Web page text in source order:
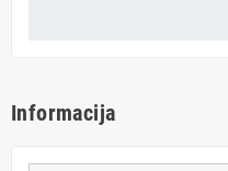
Informacija